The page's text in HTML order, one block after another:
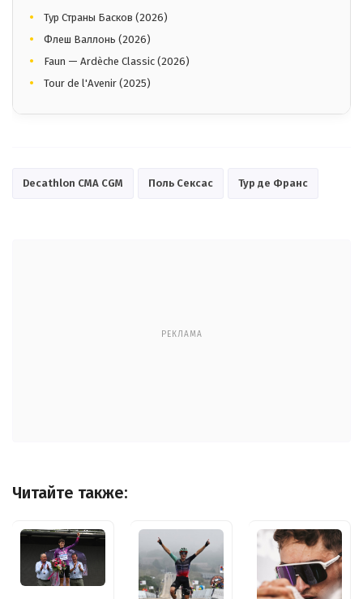
Тур Страны Басков (2026)
Флеш Валлонь (2026)
Faun — Ardèche Classic (2026)
Tour de l'Avenir (2025)
Decathlon CMA CGM Поль Сексас Тур де Франс
РЕКЛАМА
Читайте также: